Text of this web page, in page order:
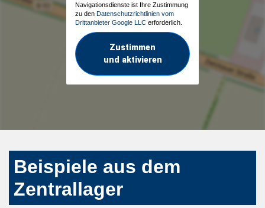
Navigationsdienste ist Ihre Zustimmung
zu den Datenschutzrichtlinien vom
Drittanbieter Google LLC erforderlich.
Zustimmen
und aktivieren
Beispiele aus dem
Zentrallager